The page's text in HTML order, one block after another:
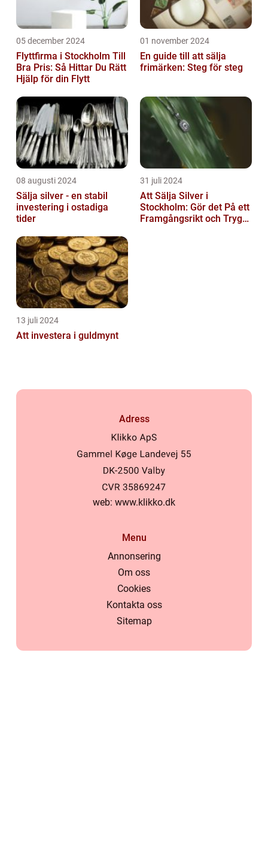
05 december 2024
Flyttfirma i Stockholm Till
Bra Pris: Så Hittar Du Rätt
Hjälp för din Flytt
01 november 2024
En guide till att sälja
frimärken: Steg för steg
08 augusti 2024
Sälja silver - en stabil
investering i ostadiga
tider
31 juli 2024
Att Sälja Silver i
Stockholm: Gör det På ett
Framgångsrikt och Tryggt
13 juli 2024
Att investera i guldmynt
Adress
web: www.klikko.dk
Menu
Annonsering
Om oss
Cookies
Kontakta oss
Sitemap